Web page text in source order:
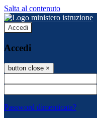
Salta al contenuto
Accedi
Accedi
button close ×
Password dimenticata?